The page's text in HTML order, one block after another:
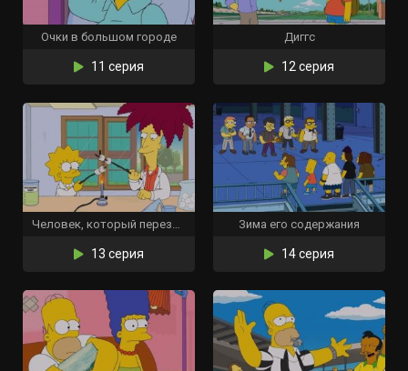
Очки в большом городе
11 серия
Диггс
12 серия
Человек, который перезрел
13 серия
Зима его содержания
14 серия